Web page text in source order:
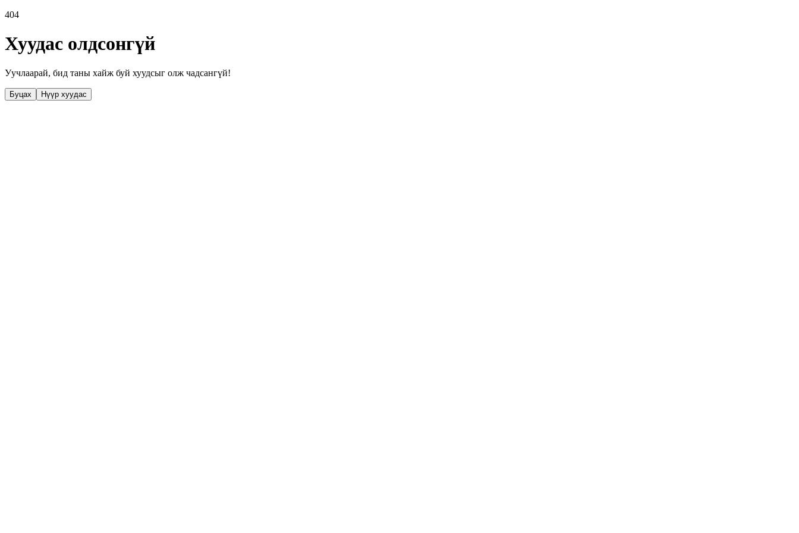
404
Хуудас олдсонгүй
Уучлаарай, бид таны хайж буй хуудсыг олж чадсангүй!
Буцах Нүүр хуудас